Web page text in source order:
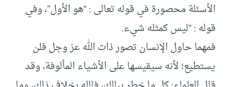
الأسئلة محصورة في قوله تعالى : “هو الأول”، وفي
قوله : “ليس كمثله شيء.
فمهما حاول الإنسان تصور ذات الله عز وجل فلن
يستطيع؛ لأنه سيقيسها على الأشياء المألوفة، وقد